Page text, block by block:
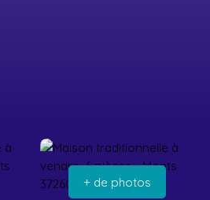
+ de photos